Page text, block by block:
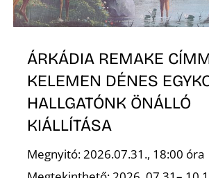
ÁRKÁDIA REMAKE
KELEMEN DÉNES
HALLGATÓNK ÖNÁLLÓ
KIÁLLÍTÁSA
Megnyitó: 2026.07.31., 18:00 óra